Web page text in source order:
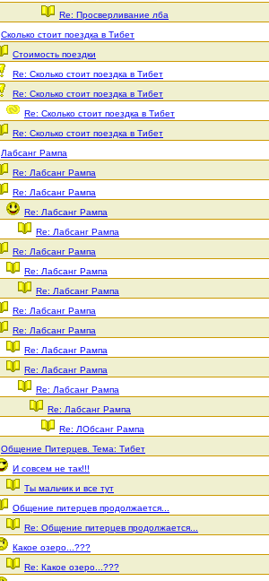
Re: Просверливание лба
Сколько стоит поездка в Тибет
Стоимость поездки
Re: Сколько стоит поездка в Тибет
Re: Сколько стоит поездка в Тибет
Re: Сколько стоит поездка в Тибет
Re: Сколько стоит поездка в Тибет
Лабсанг Рампа
Re: Лабсанг Рампа
Re: Лабсанг Рампа
Re: Лабсанг Рампа
Re: Лабсанг Рампа
Re: Лабсанг Рампа
Re: Лабсанг Рампа
Re: Лабсанг Рампа
Re: Лабсанг Рампа
Re: Лабсанг Рампа
Re: Лабсанг Рампа
Re: Лабсанг Рампа
Re: Лабсанг Рампа
Re: Лабсанг Рампа
Re: ЛОбсанг Рампа
Общение Питерцев. Тема: Тибет
И совсем не так!!!
Ты мальчик и все тут
Общение питерцев продолжается...
Re: Общение питерцев продолжается...
Какое озеро...???
Re: Какое озеро...???